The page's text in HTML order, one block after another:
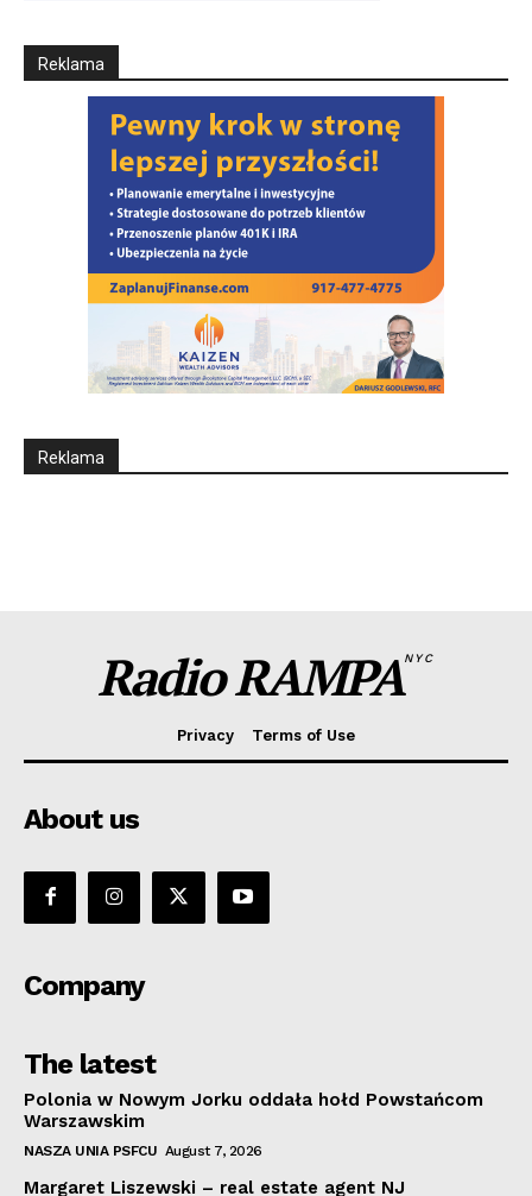
Reklama
Reklama
Radio RAMPANYC
Privacy Terms of Use
About us
Company
The latest
Polonia w Nowym Jorku oddała hołd Powstańcom
Warszawskim
NASZA UNIA PSFCU August 7, 2026
Margaret Liszewski – real estate agent NJ